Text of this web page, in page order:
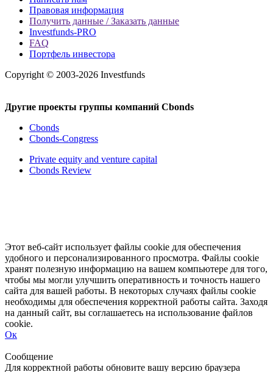
Правовая информация
Получить данные / Заказать данные
Investfunds-PRO
FAQ
Портфель инвестора
Copyright © 2003-2026 Investfunds
Другие проекты группы компаний Cbonds
Cbonds
Cbonds-Congress
Private equity and venture capital
Cbonds Review
Этот веб-сайт использует файлы cookie для обеспечения
удобного и персонализированного просмотра. Файлы cookie
хранят полезную информацию на вашем компьютере для того,
чтобы мы могли улучшить оперативность и точность нашего
сайта для вашей работы. В некоторых случаях файлы cookie
необходимы для обеспечения корректной работы сайта. Заходя
на данный сайт, вы соглашаетесь на использование файлов
cookie.
Ок
Сообщение
Для корректной работы обновите вашу версию браузера